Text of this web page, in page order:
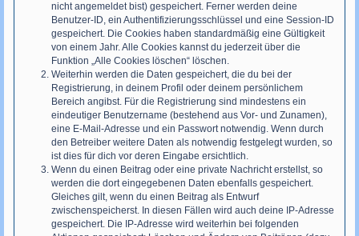
nicht angemeldet bist) gespeichert. Ferner werden deine
Benutzer-ID, ein Authentifizierungsschlüssel und eine Session-ID
gespeichert. Die Cookies haben standardmäßig eine Gültigkeit
von einem Jahr. Alle Cookies kannst du jederzeit über die
Funktion „Alle Cookies löschen“ löschen.
Weiterhin werden die Daten gespeichert, die du bei der
Registrierung, in deinem Profil oder deinem persönlichem
Bereich angibst. Für die Registrierung sind mindestens ein
eindeutiger Benutzername (bestehend aus Vor- und Zunamen),
eine E-Mail-Adresse und ein Passwort notwendig. Wenn durch
den Betreiber weitere Daten als notwendig festgelegt wurden, so
ist dies für dich vor deren Eingabe ersichtlich.
Wenn du einen Beitrag oder eine private Nachricht erstellst, so
werden die dort eingegebenen Daten ebenfalls gespeichert.
Gleiches gilt, wenn du einen Beitrag als Entwurf
zwischenspeicherst. In diesen Fällen wird auch deine IP-Adresse
gespeichert. Die IP-Adresse wird weiterhin bei folgenden